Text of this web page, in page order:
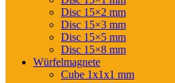
Disc 15×2 mm
Disc 15×3 mm
Disc 15×5 mm
Disc 15×8 mm
Würfelmagnete
Cube 1x1x1 mm